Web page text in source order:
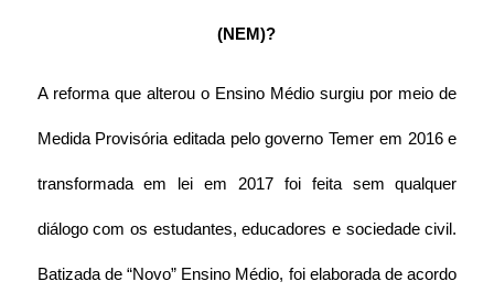
(NEM)?
A reforma que alterou o Ensino Médio surgiu por meio de
Medida Provisória editada pelo governo Temer em 2016 e
transformada em lei em 2017 foi feita sem qualquer
diálogo com os estudantes, educadores e sociedade civil.
Batizada de “Novo” Ensino Médio, foi elaborada de acordo